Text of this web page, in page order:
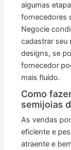
algumas
fornecedores
Negocie
cadastrar seu
designs, se
fornecedor
mais fluído.
Como
semijoias
As vendas
eficiente e
atraente e